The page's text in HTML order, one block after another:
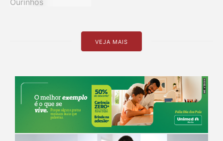
VEJA MAIS